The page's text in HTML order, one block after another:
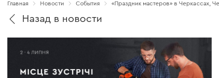
Главная Новости Cобытия «Праздник мастеров» в Черкассах,
Назад в новости